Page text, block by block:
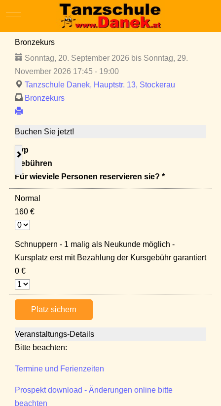
Mobile Menu Toggle
Bronzekurs
Sonntag, 20. September 2026 bis Sonntag, 29.
November 2026 17:45 - 19:00
Tanzschule Danek, Hauptstr. 13, Stockerau
Bronzekurs
Buchen Sie jetzt!
Typ
Gebühren
Für wieviele Personen reservieren sie? *
Normal
160 €
Schnuppern - 1 malig als Neukunde möglich -
Kursplatz erst mit Bezahlung der Kursgebühr garantiert
0 €
Platz sichern
Veranstaltungs-Details
Bitte beachten:
Termine und Ferienzeiten
Prospekt download - Änderungen online bitte
beachten